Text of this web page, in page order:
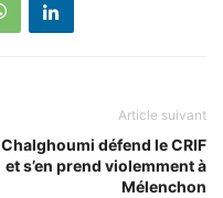
Article suivant
Chalghoumi défend le CRIF
et s’en prend violemment à
Mélenchon